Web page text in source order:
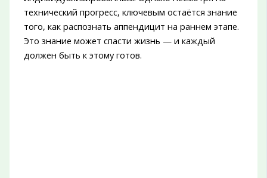
технический прогресс, ключевым остаётся знание
того, как распознать аппендицит на раннем этапе.
Это знание может спасти жизнь — и каждый
должен быть к этому готов.